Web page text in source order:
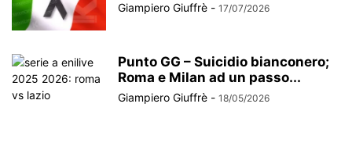
Giampiero Giuffrè - 17/07/2026
Punto GG – Suicidio bianconero;
Roma e Milan ad un passo...
Giampiero Giuffrè - 18/05/2026